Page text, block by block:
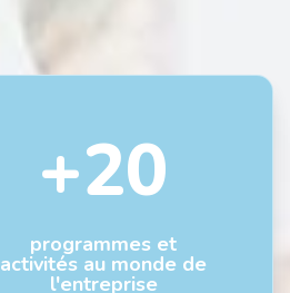
+20
programmes et
activités au monde de
l'entreprise